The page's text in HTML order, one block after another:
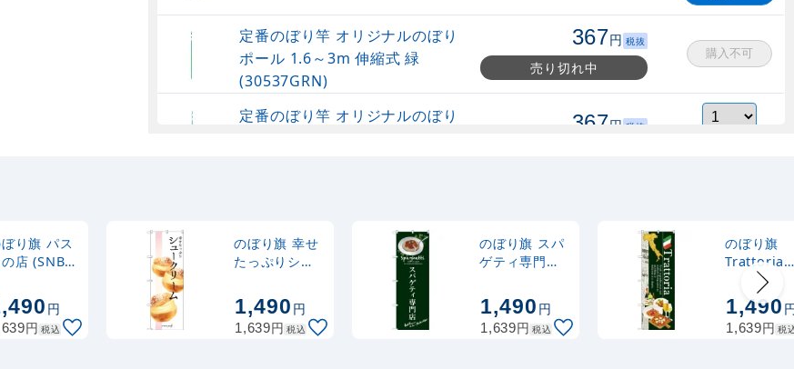
定番のぼり竿 オリジナルのぼり
ポール 1.6～3m 伸縮式 緑
(30537GRN)
367円 税抜
売り切れ中
購入不可
定番のぼり竿 オリジナルのぼり
367円 税抜
(30537BLK)
注水型マルチのぼりスタンド
20L
税抜
税込 カゴへ
り旗 パス
の店 (SNB-
円
円 税込
のぼり旗 幸せ
たっぷりシュ
(SNB-2838)
1,490円
1,639円 税込
のぼり旗 スパ
ゲティ専門店
1,490円
1,639円 税込
のぼり旗
Trattoria
(SNB-
1,490
1,639円 税